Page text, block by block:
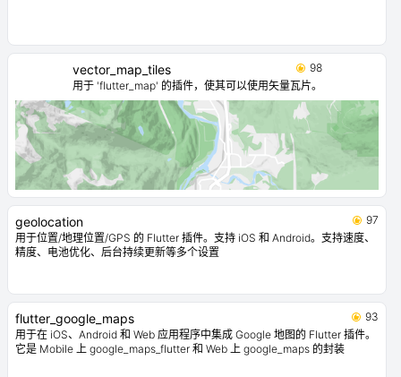
vector_map_tiles
98
用于 'flutter_map' 的插件，使其可以使用矢量瓦片。
geolocation
97
用于位置/地理位置/GPS 的 Flutter 插件。支持 iOS 和 Android。支持速度、
精度、电池优化、后台持续更新等多个设置
flutter_google_maps
93
用于在 iOS、Android 和 Web 应用程序中集成 Google 地图的 Flutter 插件。
它是 Mobile 上 google_maps_flutter 和 Web 上 google_maps 的封装